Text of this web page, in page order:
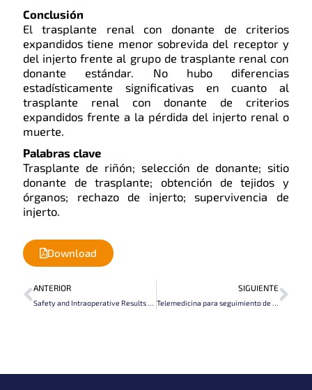
Conclusión
El trasplante renal con donante de criterios
expandidos tiene menor sobrevida del receptor y
del injerto frente al grupo de trasplante renal con
donante estándar. No hubo diferencias
estadísticamente significativas en cuanto al
trasplante renal con donante de criterios
expandidos frente a la pérdida del injerto renal o
muerte.
Palabras clave
Trasplante de riñón; selección de donante; sitio
donante de trasplante; obtención de tejidos y
órganos; rechazo de injerto; supervivencia de
injerto.
Download
Prev
ANTERIOR SIGUIENTE